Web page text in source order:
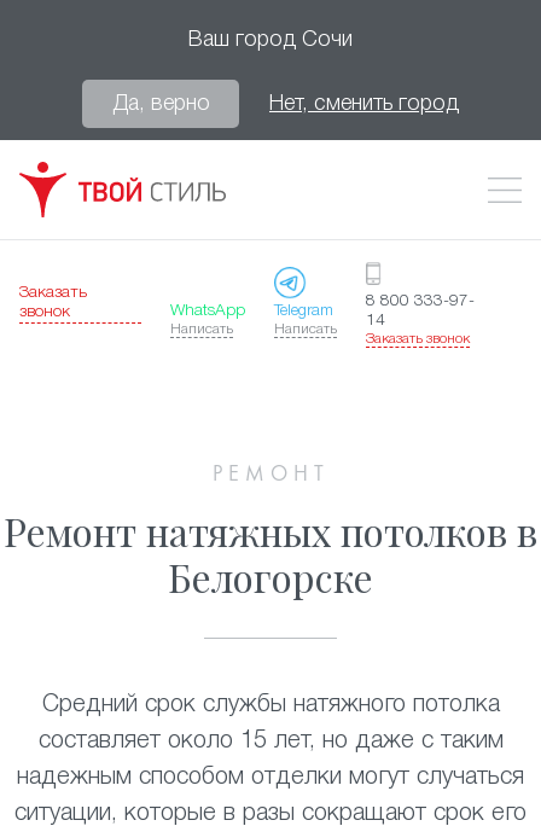
Ваш город Сочи
Да, верно Нет, сменить город
Заказать
звонок
WhatsApp
Написать
Telegram
Написать
8 800 333-97-
14
Заказать звонок
РЕМОНТ
Ремонт натяжных потолков в
Белогорске
Средний срок службы натяжного потолка
составляет около 15 лет, но даже с таким
надежным способом отделки могут случаться
ситуации, которые в разы сокращают срок его